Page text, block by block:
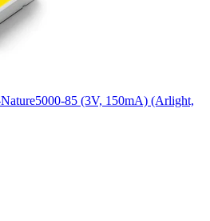
85 (3V, 150mA) (Arlight,